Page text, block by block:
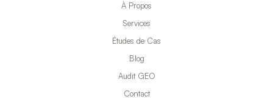
À Propos
Services
Études de Cas
Blog
Audit GEO
Contact